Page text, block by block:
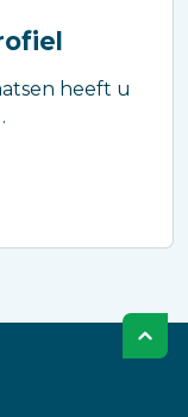
heeft u